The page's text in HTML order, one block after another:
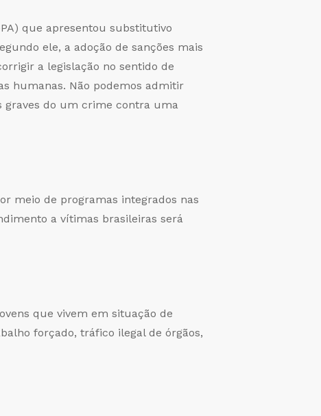
que apresentou substitutivo
ele, a adoção de sanções mais
a legislação no sentido de
humanas. Não podemos admitir
graves do um crime contra uma
meio de programas integrados nas
a vítimas brasileiras será
que vivem em situação de
forçado, tráfico ilegal de órgãos,